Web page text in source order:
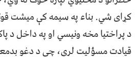
کړای شي. بناء په سیمه کې میشت
د پراختیا مخه ونیسي او په داخل د
قیادت مسؤلیت لري، چې د دغو